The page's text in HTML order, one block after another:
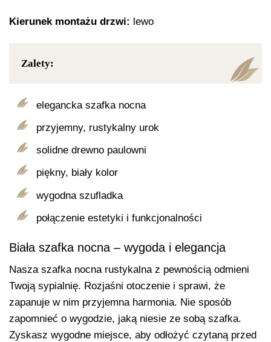
Kierunek montażu drzwi: lewo
Zalety:
elegancka szafka nocna
przyjemny, rustykalny urok
solidne drewno paulowni
piękny, biały kolor
wygodna szufladka
połączenie estetyki i funkcjonalności
Biała szafka nocna – wygoda i elegancja
Nasza szafka nocna rustykalna z pewnością odmieni
Twoją sypialnię. Rozjaśni otoczenie i sprawi, że
zapanuje w nim przyjemna harmonia. Nie sposób
zapomnieć o wygodzie, jaką niesie ze sobą szafka.
Zyskasz wygodne miejsce, aby odłożyć czytaną przed